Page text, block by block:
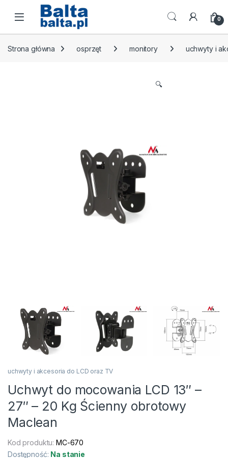
Skip to navigation
Skip to content
Open 0
Strona główna osprzęt monitory uchwyty i
🔍
uchwyty i akcesoria do LCD oraz TV
Uchwyt do mocowania LCD 13″ –
27″ – 20 Kg Ścienny obrotowy
Maclean
Kod produktu:MC-670
Dostępność: Na stanie